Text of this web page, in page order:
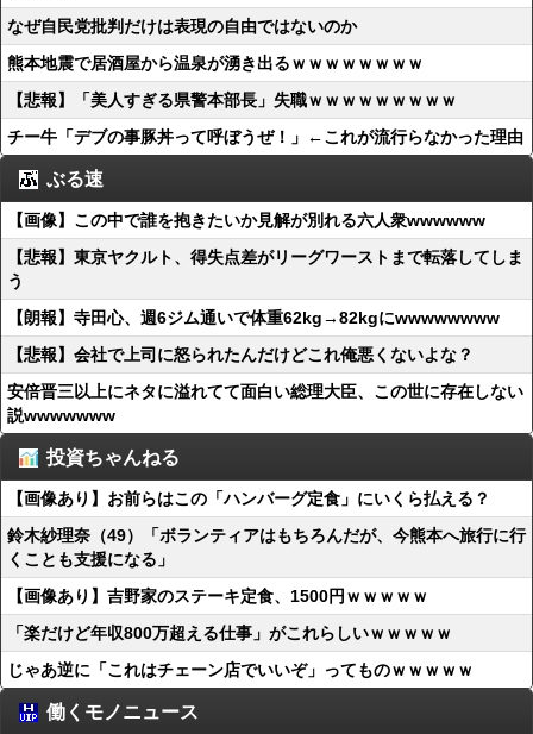
なぜ自民党批判だけは表現の自由ではないのか
熊本地震で居酒屋から温泉が湧き出るｗｗｗｗｗｗｗｗ
【悲報】「美人すぎる県警本部長」失職ｗｗｗｗｗｗｗｗｗ
チー牛「デブの事豚丼って呼ぼうぜ！」←これが流行らなかった理由
ぶる速
【画像】この中で誰を抱きたいか見解が別れる六人衆wwwwww
【悲報】東京ヤクルト、得失点差がリーグワーストまで転落してしま
う
【朗報】寺田心、週6ジム通いで体重62kg→82kgにwwwwwwww
【悲報】会社で上司に怒られたんだけどこれ俺悪くないよな？
安倍晋三以上にネタに溢れてて面白い総理大臣、この世に存在しない
説wwwwwww
投資ちゃんねる
【画像あり】お前らはこの「ハンバーグ定食」にいくら払える？
鈴木紗理奈（49）「ボランティアはもちろんだが、今熊本へ旅行に行
くことも支援になる」
【画像あり】吉野家のステーキ定食、1500円ｗｗｗｗｗ
「楽だけど年収800万超える仕事」がこれらしいｗｗｗｗｗ
じゃあ逆に「これはチェーン店でいいぞ」ってものｗｗｗｗｗ
働くモノニュース